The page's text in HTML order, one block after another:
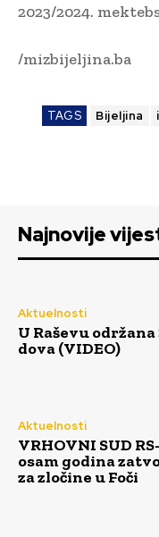
2023/2024.
/mizbijeljina.ba
TAGS Bijeljina
Najnovije
Aktuelnosti
U Raševu
dova (VIDEO)
Aktuelnosti
VRHOVNI SUD
osam godina
za zločine u Foči